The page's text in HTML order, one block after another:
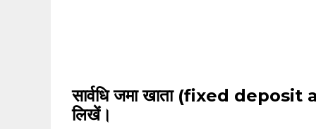
सार्वधि जमा खाता (fixed
लिखें।